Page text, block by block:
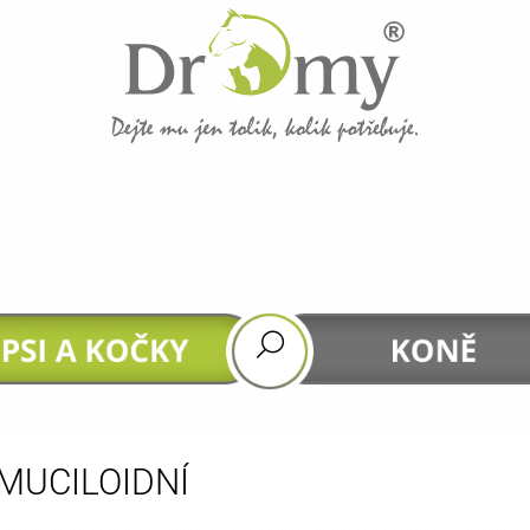
CO POTŘEBUJETE NAJÍT?
DOPORUČUJEME